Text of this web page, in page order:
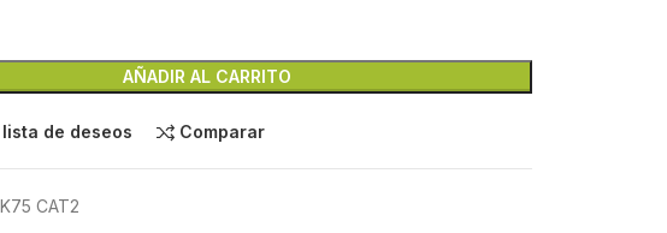
AÑADIR AL CARRITO
de deseos Comparar
CAT2